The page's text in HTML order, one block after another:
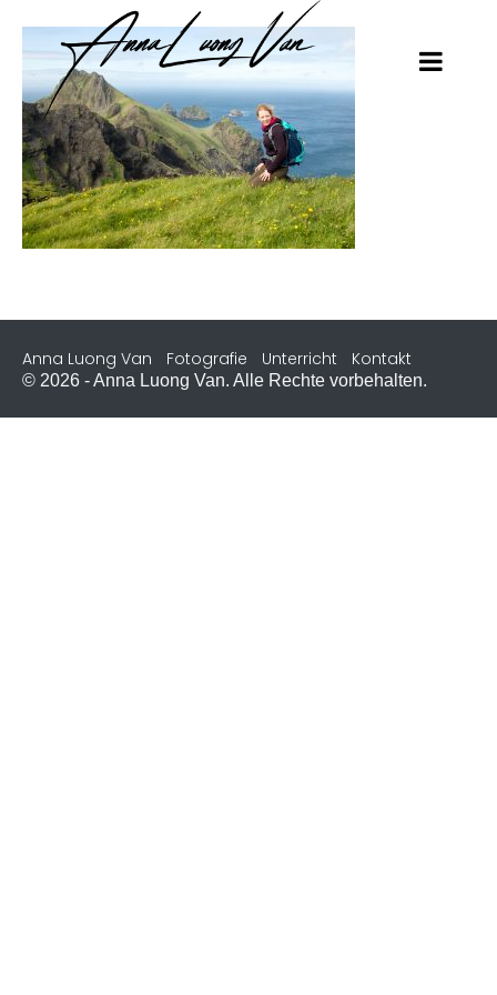
Anna Luong Van Fotografie Unterricht Kontakt
© 2026 - Anna Luong Van. Alle Rechte vorbehalten.